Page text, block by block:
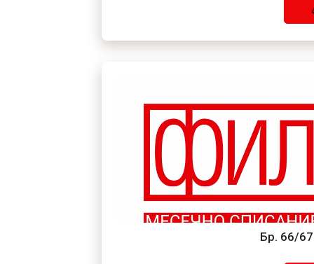
Бр. 66/